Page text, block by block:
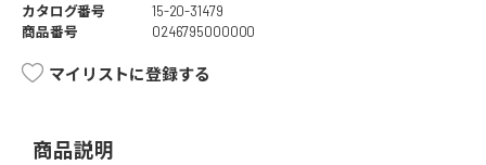
カタログ番号
15-20-31479
商品番号
0246795000000
マイリストに登録する
商品説明